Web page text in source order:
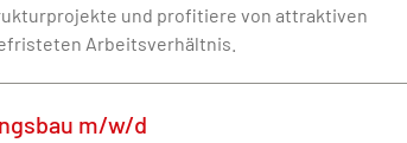
und profitiere von attraktiven
Arbeitsverhältnis.
m/w/d